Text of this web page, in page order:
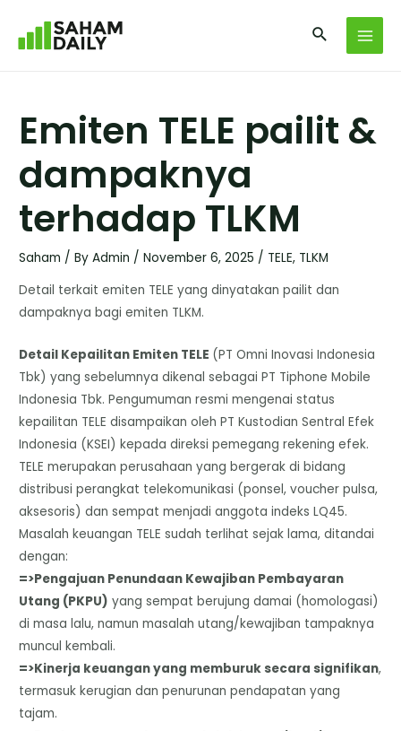
Emiten TELE pailit &
dampaknya
terhadap TLKM
Saham / ByAdmin /November 6, 2025 / TELE, TLKM
Detail terkait emiten TELE yang dinyatakan pailit dan
dampaknya bagi emiten TLKM.
Detail Kepailitan Emiten TELE (PT Omni Inovasi Indonesia
Tbk) yang sebelumnya dikenal sebagai PT Tiphone Mobile
Indonesia Tbk. Pengumuman resmi mengenai status
kepailitan TELE disampaikan oleh PT Kustodian Sentral Efek
Indonesia (KSEI) kepada direksi pemegang rekening efek.
TELE merupakan perusahaan yang bergerak di bidang
distribusi perangkat telekomunikasi (ponsel, voucher pulsa,
aksesoris) dan sempat menjadi anggota indeks LQ45.
Masalah keuangan TELE sudah terlihat sejak lama, ditandai
dengan:
​=>Pengajuan Penundaan Kewajiban Pembayaran
Utang (PKPU) yang sempat berujung damai (homologasi)
di masa lalu, namun masalah utang/kewajiban tampaknya
muncul kembali.
​=>Kinerja keuangan yang memburuk secara signifikan,
termasuk kerugian dan penurunan pendapatan yang
tajam.